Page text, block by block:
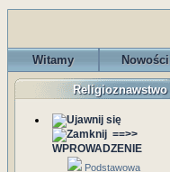
Witamy Nowości
Religioznawstwo
==>>
WPROWADZENIE
Podstawowa